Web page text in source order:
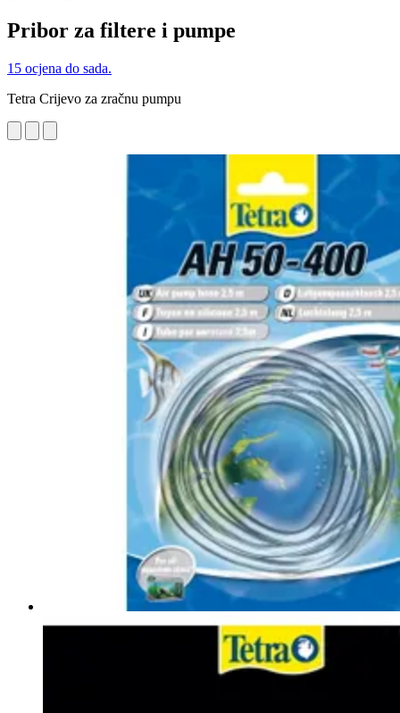
Pribor za filtere i pumpe
15 ocjena do sada.
Tetra Crijevo za zračnu pumpu